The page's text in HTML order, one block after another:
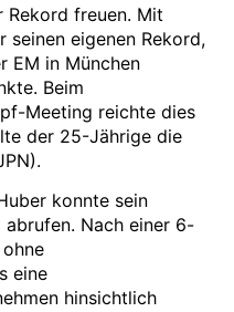
Rekord freuen. Mit
seinen eigenen Rekord,
EM in München
Beim
Meeting reichte dies
der 25-Jährige die
konnte sein
Nach einer 6-
eine
hinsichtlich